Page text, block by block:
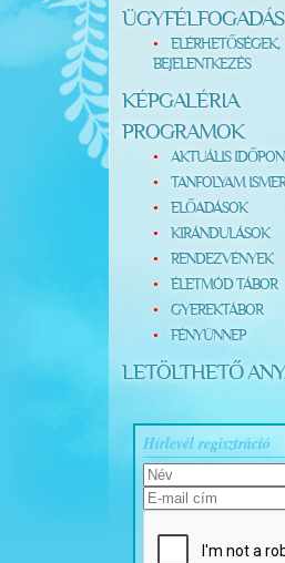
ÜGYFÉLFOGADÁS
ELÉRHETŐSÉGEK,
BEJELENTKEZÉS
KÉPGALÉRIA
PROGRAMOK
AKTUÁLIS
TANFOLYAM
ELŐADÁSOK
KIRÁNDULÁSOK
RENDEZVÉNYEK
ÉLETMÓD TÁBOR
GYEREKTÁBOR
FÉNYÜNNEP
LETÖLTHETŐ
Hírlevél regisztráció